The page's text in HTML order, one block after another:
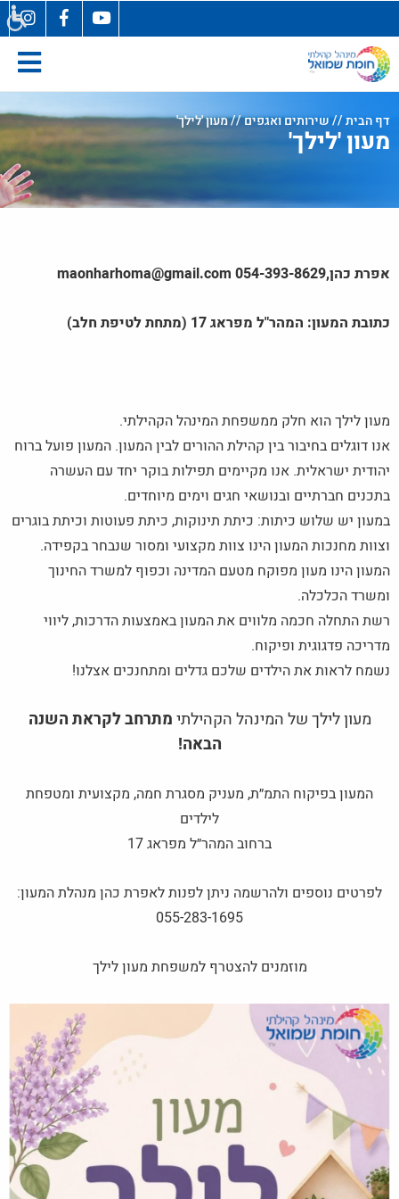
זֶה
מֻפְעֶלֶת
מַעֲרֶכֶת
"המרכז
הישראלי
לְהַנְגָּשָׁת
לִנְגִישׁוּת
תַּפְרִיט
ALT+0
דף הבית//שירותים ואגפים// מעון 'לילך'
מעון 'לילך'
אפרת כהן,054-393-8629 maonharhoma@gmail.com
כתובת המעון: המהר"ל מפראג 17 (מתחת לטיפת חלב)
מעון לילך הוא חלק ממשפחת המינהל הקהילתי.
אנו דוגלים בחיבור בין קהילת ההורים לבין המעון. המעון פועל ברוח
יהודית ישראלית. אנו מקיימים תפילות בוקר יחד עם העשרה
בתכנים חברתיים ובנושאי חגים וימים מיוחדים.
במעון יש שלוש כיתות: כיתת תינוקות, כיתת פעוטות וכיתת בוגרים
וצוות מחנכות המעון הינו צוות מקצועי ומסור שנבחר בקפידה.
המעון הינו מעון מפוקח מטעם המדינה וכפוף למשרד החינוך
ומשרד הכלכלה.
רשת התחלה חכמה מלווים את המעון באמצעות הדרכות, ליווי
מדריכה פדגוגית ופיקוח.
נשמח לראות את הילדים שלכם גדלים ומתחנכים אצלנו!
מעון לילך של המינהל הקהילתימתרחב לקראת השנה
הבאה!
המעון בפיקוח התמ״ת, מעניק מסגרת חמה, מקצועית ומטפחת
לילדים
ברחוב המהר״ל מפראג 17
לפרטים נוספים ולהרשמה ניתן לפנות לאפרת כהן מנהלת המעון:
055-283-1695
מוזמנים להצטרף למשפחת מעון לילך